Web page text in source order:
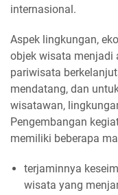
internasional.
Aspek lingkungan,
objek wisata menjadi
pariwisata
mendatang, dan
wisatawan,
Pengembangan
memiliki beberapa
terjaminnya
wisata yang